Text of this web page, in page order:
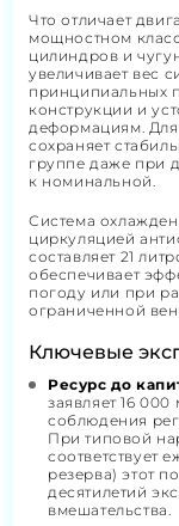
Что отличает
мощностном
цилиндров и
увеличивает вес
принципиальных
конструкции и
деформациям. Для
сохраняет
группе даже при
к номинальной.
Система
циркуляцией
составляет 21
обеспечивает
погоду или при
ограниченной
Ключевые
Ресурс до
заявляет 16
соблюдения
При типовой
соответствует
резерва) этот
десятилетий
вмешательства.